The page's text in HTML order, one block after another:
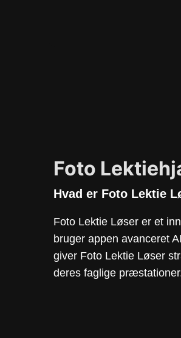
Foto
Hvad er Foto Lektie
Foto Lektie Løser er et
bruger appen avanceret
giver Foto Lektie Løser
deres faglige